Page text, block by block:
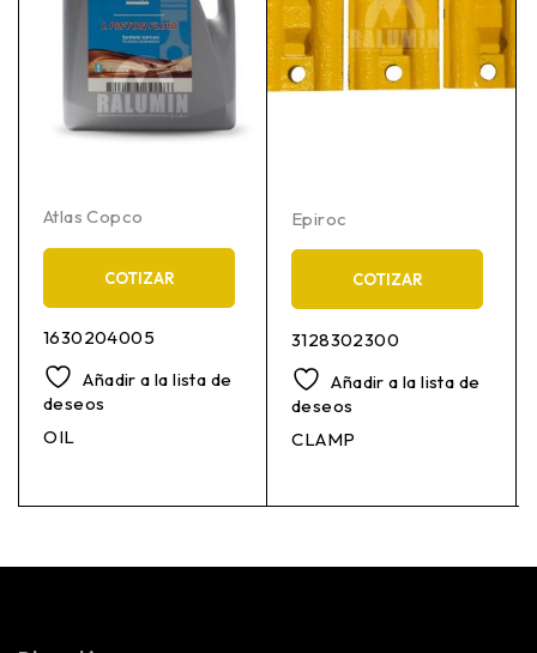
Atlas Copco
COTIZAR
1630204005
Añadir a la lista de
deseos
OIL
Epiroc
COTIZAR
3128302300
Añadir a la lista de
deseos
CLAMP